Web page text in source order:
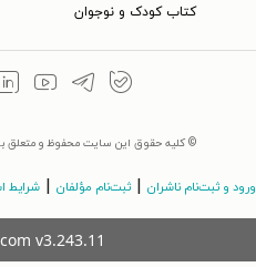
کتاب کودک و نوجوان
© کلیه حقوق این سایت محفوظ و متعلق
ورود و ثبت‌نام ناشران ثبت‌نام مؤلفان شرایط
v3.243.11